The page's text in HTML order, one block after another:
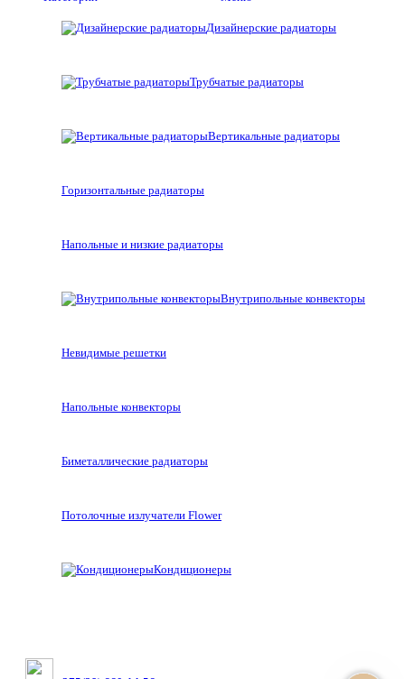
Дизайнерские радиаторы
Трубчатые радиаторы
Вертикальные радиаторы
Горизонтальные радиаторы
Напольные и низкие радиаторы
Внутрипольные конвекторы
Невидимые решетки
Напольные конвекторы
Биметаллические радиаторы
Потолочные излучатели Flower
Кондиционеры